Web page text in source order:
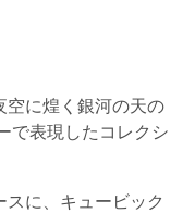
空に煌く銀河の天の
で表現したコレクシ
に、キュービック